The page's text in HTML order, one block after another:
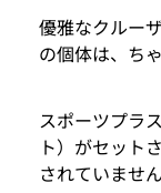
優雅なクルー
の個体は、ち
スポーツプラ
ト）がセット
されていませ